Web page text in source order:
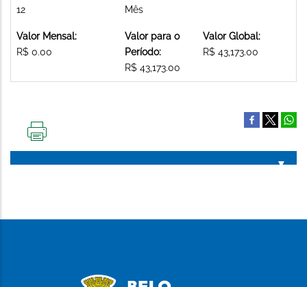
12
Mês
Valor Mensal:
R$ 0.00
Valor para o
Período:
R$ 43,173.00
Valor Global:
R$ 43,173.00
PÁGINA